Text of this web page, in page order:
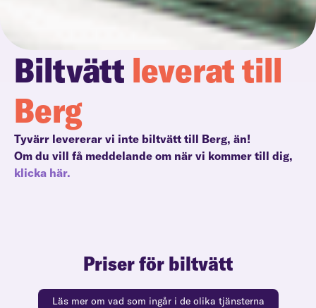
Biltvätt leverat till
Berg
Tyvärr levererar vi inte biltvätt till Berg, än!
Om du vill få meddelande om när vi kommer till dig,
klicka här.
Priser för biltvätt
Läs mer om vad som ingår i de olika tjänsterna